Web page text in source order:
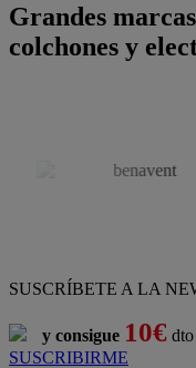
Grandes
colchones y
SUSCRÍBETE A LA
y consigue 10€
SUSCRIBIRME